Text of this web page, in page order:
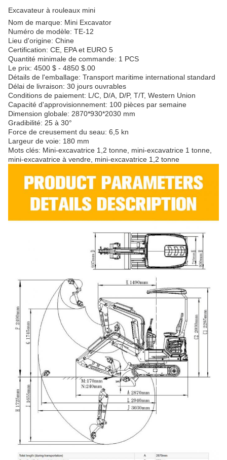
Excavateur à rouleaux mini
Nom de marque: Mini Excavator
Numéro de modèle: TE-12
Lieu d'origine: Chine
Certification: CE, EPA et EURO 5
Quantité minimale de commande: 1 PCS
Le prix: 4500 $ - 4850 $.00
Détails de l'emballage: Transport maritime international standard
Délai de livraison: 30 jours ouvrables
Conditions de paiement: L/C, D/A, D/P, T/T, Western Union
Capacité d'approvisionnement: 100 pièces par semaine
Dimension globale: 2870*930*2030 mm
Gradibilité: 25 à 30°
Force de creusement du seau: 6,5 kn
Largeur de voie: 180 mm
Mots clés: Mini-excavatrice 1,2 tonne, mini-excavatrice 1 tonne,
mini-excavatrice à vendre, mini-excavatrice 1,2 tonne